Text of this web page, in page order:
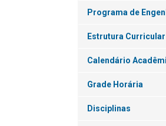
Programa de
Estrutura Curricular
Calendário
Grade Horária
Disciplinas